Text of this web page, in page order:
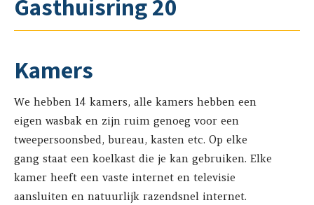
Gasthuisring 20
Kamers
We hebben 14 kamers, alle kamers hebben een
eigen wasbak en zijn ruim genoeg voor een
tweepersoonsbed, bureau, kasten etc. Op elke
gang staat een koelkast die je kan gebruiken. Elke
kamer heeft een vaste internet en televisie
aansluiten en natuurlijk razendsnel internet.